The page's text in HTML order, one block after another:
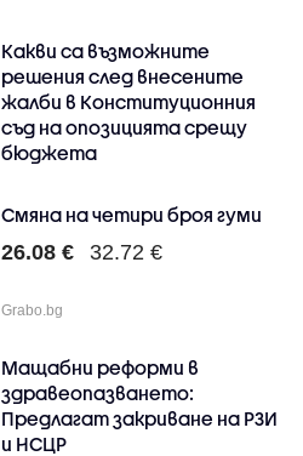
Какви са възможните
решения след внесените
жалби в Конституционния
съд на опозицията срещу
бюджета
Смяна на четири броя гуми
26.08 € 32.72 €
Grabo.bg
Мащабни реформи в
здравеопазването:
Предлагат закриване на РЗИ
и НСЦР